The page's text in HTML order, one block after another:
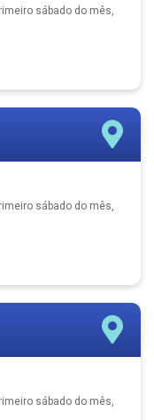
sábado do mês,
sábado do mês,
sábado do mês,